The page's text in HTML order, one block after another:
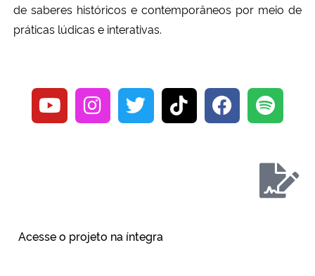
de saberes históricos e contemporâneos por meio de
práticas lúdicas e interativas.
Acesse o projeto na íntegra